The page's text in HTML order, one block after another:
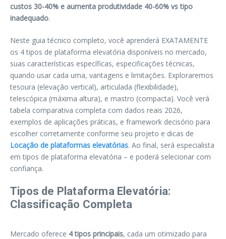
custos 30-40% e aumenta produtividade 40-60% vs tipo
inadequado.
Neste guia técnico completo, você aprenderá EXATAMENTE
os 4 tipos de plataforma elevatória disponíveis no mercado,
suas características específicas, especificações técnicas,
quando usar cada uma, vantagens e limitações. Exploraremos
tesoura (elevação vertical), articulada (flexibilidade),
telescópica (máxima altura), e mastro (compacta). Você verá
tabela comparativa completa com dados reais 2026,
exemplos de aplicações práticas, e framework decisório para
escolher corretamente conforme seu projeto e dicas de
Locação de plataformas elevatórias. Ao final, será especialista
em tipos de plataforma elevatória – e poderá selecionar com
confiança.
Tipos de Plataforma Elevatória:
Classificação Completa
Mercado oferece 4 tipos principais, cada um otimizado para